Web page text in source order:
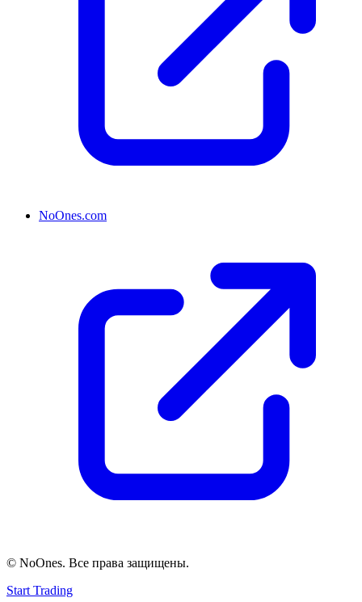
NoOnes.com
© NoOnes. Все права защищены.
Start Trading